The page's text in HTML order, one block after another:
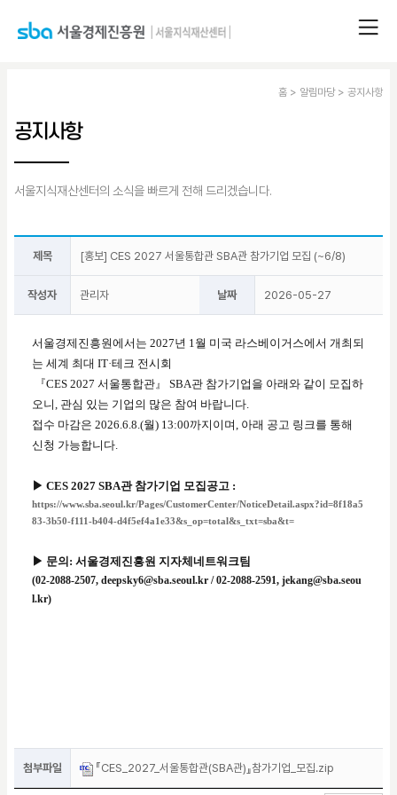
홈 > 알림마당 > 공지사항
공지사항
서울지식재산센터의 소식을 빠르게 전해 드리겠습니다.
제목 [홍보] CES 2027 서울통합관 SBA관 참가기업 모집 (~6/8)
작성자 관리자 날짜 2026-05-27
서울경제진흥원에서는 2027년 1월 미국 라스베이거스에서 개최되
는 세계 최대 IT·테크 전시회
『CES 2027 서울통합관』 SBA관 참가기업을 아래와 같이 모집하
오니, 관심 있는 기업의 많은 참여 바랍니다.
접수 마감은 2026.6.8.(월) 13:00까지이며, 아래 공고 링크를 통해
신청 가능합니다.
▶ CES 2027 SBA관 참가기업 모집공고 :
https://www.sba.seoul.kr/Pages/CustomerCenter/NoticeDetail.aspx?id=8f18a5
83-3b50-f111-b404-d4f5ef4a1e33&s_op=total&s_txt=sba&t=
▶ 문의: 서울경제진흥원 지자체네트워크팀
(02-2088-2507, deepsky6@sba.seoul.kr / 02-2088-2591, jekang@sba.seou
l.kr)
첨부파일 『CES_2027_서울통합관(SBA관)』참가기업_모집.zip